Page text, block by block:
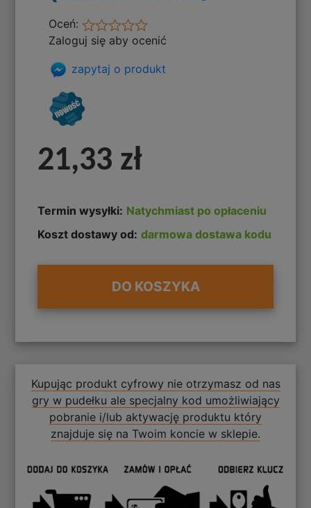
Oceń:
Zaloguj się aby ocenić
zapytaj o produkt
21,33 zł
Termin wysyłki: Natychmiast po opłaceniu
Koszt dostawy od: darmowa dostawa kodu
DO KOSZYKA
Kupując produkt cyfrowy nie otrzymasz od nas
gry w pudełku ale specjalny kod umożliwiający
pobranie i/lub aktywację produktu który
znajduje się na Twoim koncie w sklepie.